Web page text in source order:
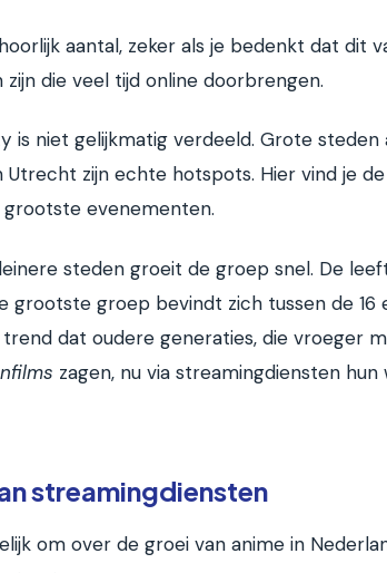
aantal, zeker als je bedenkt dat dit
die veel tijd online doorbrengen.
is niet gelijkmatig verdeeld. Grote steden
Utrecht zijn echte hotspots. Hier vind je
grootste evenementen.
steden groeit de groep snel. De
grootste groep bevindt zich tussen de 16
trend dat oudere generaties, die vroeger
zagen, nu via streamingdiensten
streamingdiensten
om over de groei van anime in